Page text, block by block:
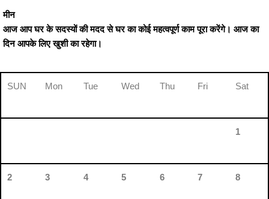
मीन
आज आप घर के सदस्यों की मदद से घर का कोई महत्वपूर्ण काम पूरा करेंगे। आज का
दिन आपके लिए खुशी का रहेगा।
SUN Mon Tue Wed Thu Fri Sat
1
2 3 4 5 6 7 8